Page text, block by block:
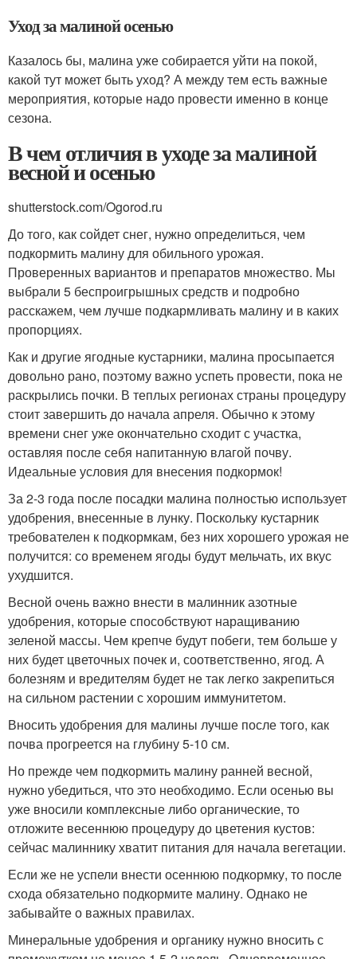
Уход за малиной осенью
Казалось бы, малина уже собирается уйти на покой,
какой тут может быть уход? А между тем есть важные
мероприятия, которые надо провести именно в конце
сезона.
В чем отличия в уходе за малиной
весной и осенью
shutterstock.com/Ogorod.ru
До того, как сойдет снег, нужно определиться, чем
подкормить малину для обильного урожая.
Проверенных вариантов и препаратов множество. Мы
выбрали 5 беспроигрышных средств и подробно
расскажем, чем лучше подкармливать малину и в каких
пропорциях.
Как и другие ягодные кустарники, малина просыпается
довольно рано, поэтому важно успеть провести, пока не
раскрылись почки. В теплых регионах страны процедуру
стоит завершить до начала апреля. Обычно к этому
времени снег уже окончательно сходит с участка,
оставляя после себя напитанную влагой почву.
Идеальные условия для внесения подкормок!
За 2-3 года после посадки малина полностью использует
удобрения, внесенные в лунку. Поскольку кустарник
требователен к подкормкам, без них хорошего урожая не
получится: со временем ягоды будут мельчать, их вкус
ухудшится.
Весной очень важно внести в малинник азотные
удобрения, которые способствуют наращиванию
зеленой массы. Чем крепче будут побеги, тем больше у
них будет цветочных почек и, соответственно, ягод. А
болезням и вредителям будет не так легко закрепиться
на сильном растении с хорошим иммунитетом.
Вносить удобрения для малины лучше после того, как
почва прогреется на глубину 5-10 см.
Но прежде чем подкормить малину ранней весной,
нужно убедиться, что это необходимо. Если осенью вы
уже вносили комплексные либо органические, то
отложите весеннюю процедуру до цветения кустов:
сейчас малиннику хватит питания для начала вегетации.
Если же не успели внести осеннюю подкормку, то после
схода обязательно подкормите малину. Однако не
забывайте о важных правилах.
Минеральные удобрения и органику нужно вносить с